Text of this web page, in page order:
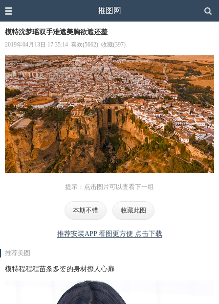
推图网
模特沈梦瑶双手难遮美胸欲遮还羞
2019年04月13日 17:35:14 喜欢(5662) 收藏(397)
提示：点击图片可以查看下一组
本期不错 收藏此图
推荐安装APP 看图更方便 点击下载
推荐美图
模特程程程苗条多姿的身材撩人心扉